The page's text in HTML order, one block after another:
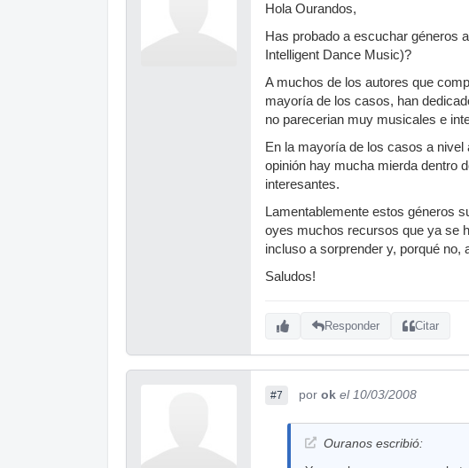
Hola Ourandos,
Has probado a escuchar géneros
Intelligent Dance Music)?
A muchos de los autores que
mayoría de los casos, han
no parecerian muy musicales e
En la mayoría de los casos a
opinión hay mucha mierda dentro
interesantes.
Lamentablemente estos géneros
oyes muchos recursos que ya se
incluso a sorprender y, porqué no,
Saludos!
Responder Citar
#7 por ok el 10/03/2008
Ouranos escribió: